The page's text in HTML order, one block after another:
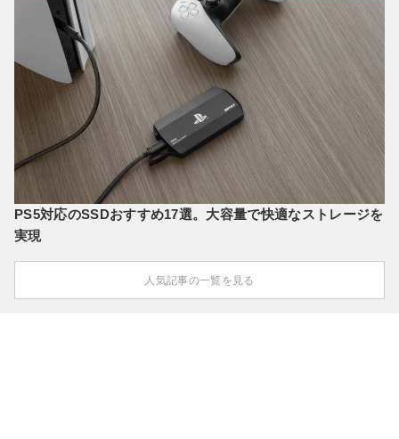
PS5対応のSSDおすすめ17選。大容量で快適なストレージを
実現
人気記事の一覧を見る